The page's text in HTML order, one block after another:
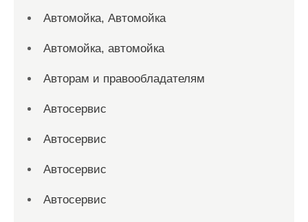
Автомойка, Автомойка
Автомойка, автомойка
Авторам и правообладателям
Автосервис
Автосервис
Автосервис
Автосервис